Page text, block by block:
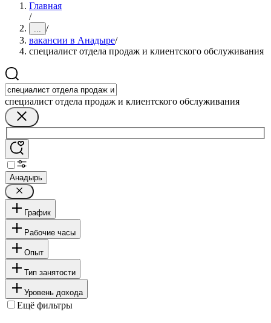
Главная
/
... /
вакансии в Анадыре/
специалист отдела продаж и клиентского обслуживания
специалист отдела продаж и клиентского обслуживания
Анадырь
График
Рабочие часы
Опыт
Тип занятости
Уровень дохода
Ещё фильтры